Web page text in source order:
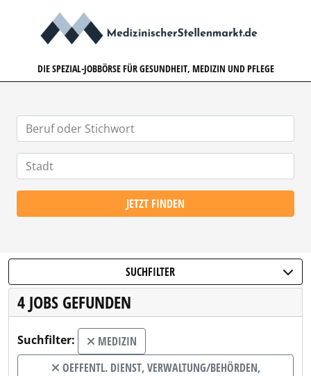
DIE SPEZIAL-JOBBÖRSE FÜR GESUNDHEIT, MEDIZIN UND PFLEGE
JETZT FINDEN
SUCHFILTER
4 JOBS GEFUNDEN
Suchfilter:
MEDIZIN
OEFFENTL. DIENST, VERWALTUNG/BEHÖRDEN,